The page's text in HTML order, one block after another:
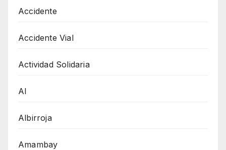
Accidente
Accidente Vial
Actividad Solidaria
AI
Albirroja
Amambay